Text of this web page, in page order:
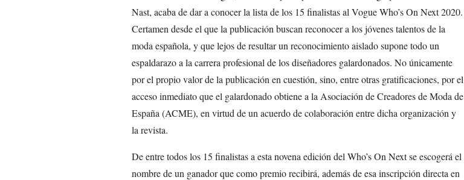
Nast, acaba de dar a conocer la lista de los 15 finalistas al Vogue Who’s On Next 2020.
Certamen desde el que la publicación buscan reconocer a los jóvenes talentos de la
moda española, y que lejos de resultar un reconocimiento aislado supone todo un
espaldarazo a la carrera profesional de los diseñadores galardonados. No únicamente
por el propio valor de la publicación en cuestión, sino, entre otras gratificaciones, por el
acceso inmediato que el galardonado obtiene a la Asociación de Creadores de Moda de
España (ACME), en virtud de un acuerdo de colaboración entre dicha organización y
la revista.
De entre todos los 15 finalistas a esta novena edición del Who’s On Next se escogerá el
nombre de un ganador que como premio recibirá, además de esa inscripción directa en